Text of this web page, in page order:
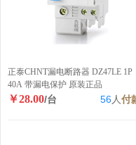
正泰CHNT漏电断路器 DZ47LE 1P
40A 带漏电保护 原装正品
￥28.00/台 56人付